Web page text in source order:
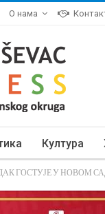
О нама
Култура
ГОСТУЈЕ У НОВОМ САДУ: